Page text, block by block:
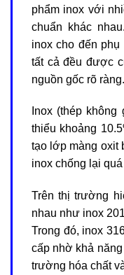
phẩm inox với
chuẩn khác
inox cho đến
tất cả đều được
nguồn gốc rõ ràng.
Inox (thép
thiểu khoảng
tạo lớp màng oxit
inox chống lại
Trên thị trường
nhau như inox
Trong đó, inox
cấp nhờ khả
trường hóa chất